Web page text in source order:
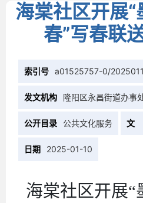
海棠社区开展
春”写春联
索引号 a01525757-0/
发文机构 隆阳区永昌街道办事
公开目录 公共文化服务 文
日期 2025-01-10
海棠社区开展“